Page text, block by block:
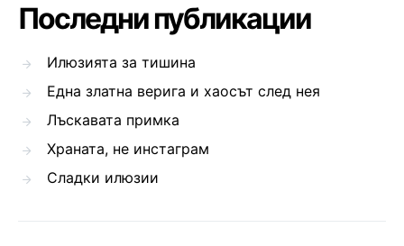
Последни публикации
Илюзията за тишина
Една златна верига и хаосът след нея
Лъскавата примка
Храната, не инстаграм
Сладки илюзии